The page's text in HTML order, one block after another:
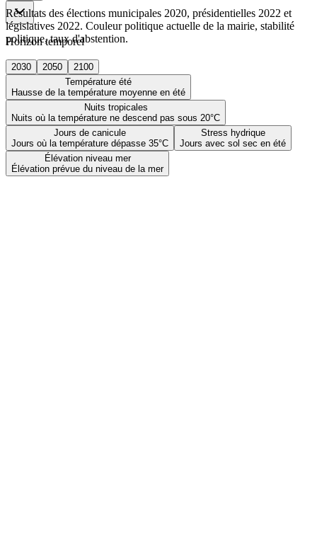
Horizon temporel
2030 2050
2100
Température été
Hausse de la température moyenne en été
Nuits tropicales
Nuits où la température ne descend pas sous 20°C
Jours de canicule
Jours où la température dépasse 35°C
Stress hydrique
Jours avec sol sec en été
Élévation niveau mer
Élévation prévue du niveau de la mer
Résultats des élections municipales 2020, présidentielles 2022 et
législatives 2022. Couleur politique actuelle de la mairie, stabilité
politique, taux d'abstention.